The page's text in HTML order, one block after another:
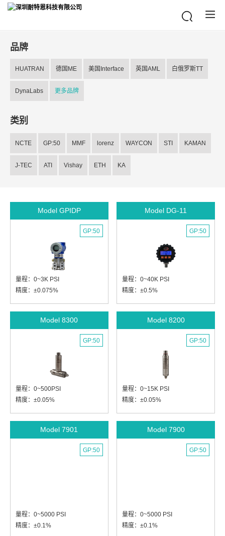
品牌
HUATRAN 德国ME 美国Interface 英国AML 白俄罗斯TT
DynaLabs 更多品牌
类别
NCTE GP:50 MMF lorenz WAYCON STI KAMAN
J-TEC ATI Vishay ETH KA
Model GPIDP
GP:50
量程：0~3K PSI
精度：±0.075%
Model DG-11
GP:50
量程：0~40K PSI
精度：±0.5%
Model 8300
GP:50
量程：0~500PSI
精度：±0.05%
Model 8200
GP:50
量程：0~15K PSI
精度：±0.05%
Model 7901
GP:50
量程：0~5000 PSI
精度：±0.1%
Model 7900
GP:50
量程：0~5000 PSI
精度：±0.1%